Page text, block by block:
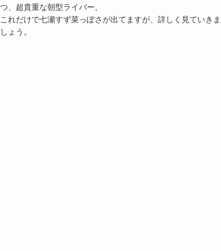
つ、超貴重な朝型ライバー。
これだけで七瀬すず菜っぽさが出てますが、詳しく見ていきま
しょう。